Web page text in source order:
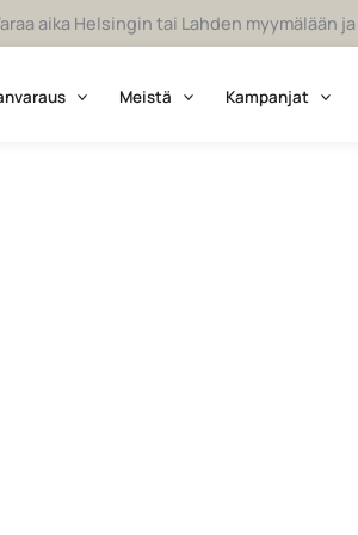
aika Helsingin tai Lahden myymälään
Meistä Kampanjat